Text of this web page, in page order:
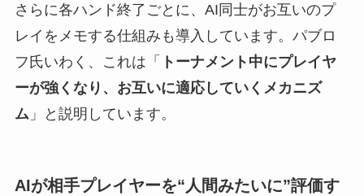
さらに各ハンド終了ごとに、AI同士がお互いのプ
レイをメモする仕組みも導入しています。パブロ
フ氏いわく、これは「
トーナメント中にプレイヤ
ーが強くなり、お互いに適応していくメカニズ
ム 」と説明しています。
AIが相手プレイヤーを“人間みたいに”評価す